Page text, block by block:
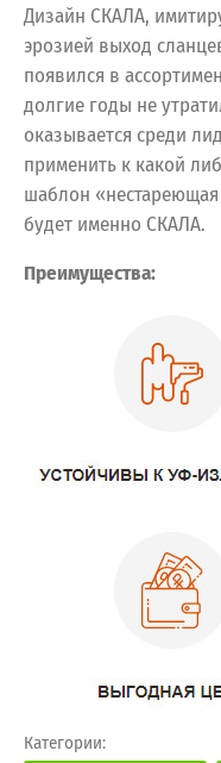
Дизайн СКАЛА,
эрозией выход
появился в
долгие годы не
оказывается среди
применить к какой
шаблон «нестареющая
будет именно СКАЛА.
Преимущества:
Категории: